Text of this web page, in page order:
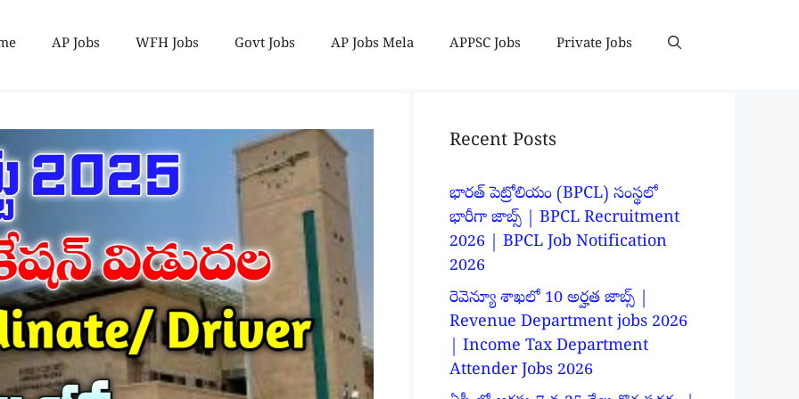
AP Jobs WFH Jobs Govt Jobs AP Jobs Mela APPSC Jobs Private Jobs
Recent Posts
భారత్ పెట్రోలియం (BPCL) సంస్థలో
భారీగా జాబ్స్ | BPCL Recruitment
2026 | BPCL Job Notification
2026
రెవెన్యూ శాఖలో 10 అర్హత జాబ్స్ |
Revenue Department jobs 2026
| Income Tax Department
Attender Jobs 2026